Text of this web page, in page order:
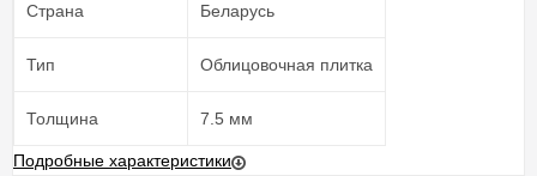
Страна Беларусь
Тип Облицовочная плитка
Толщина 7.5 мм
Подробные характеристики